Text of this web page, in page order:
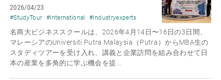
2026/04/23
#StudyTour #International #Industryexperts
名商大ビジネススクールは、2026年4月14日〜16日の3日間、
マレーシアのUniversiti Putra Malaysia（Putra）からMBA生の
スタディツアーを受け入れ、講義と企業訪問を組み合わせて日
本の産業を多角的に学ぶ機会を提...